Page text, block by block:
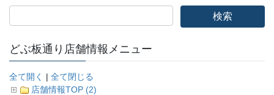
ゲ
ー
シ
ョ
ン
どぶ板通り店舗情報メニュー
全て開く | 全て閉じる
店舗情報TOP (2)